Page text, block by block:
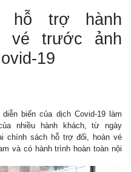
hỗ trợ hành
vé trước ảnh
19
biến của dịch Covid-19 làm
nhiều hành khách, từ ngày
chính sách hỗ trợ đổi, hoàn vé
và có hành trình hoàn toàn nội